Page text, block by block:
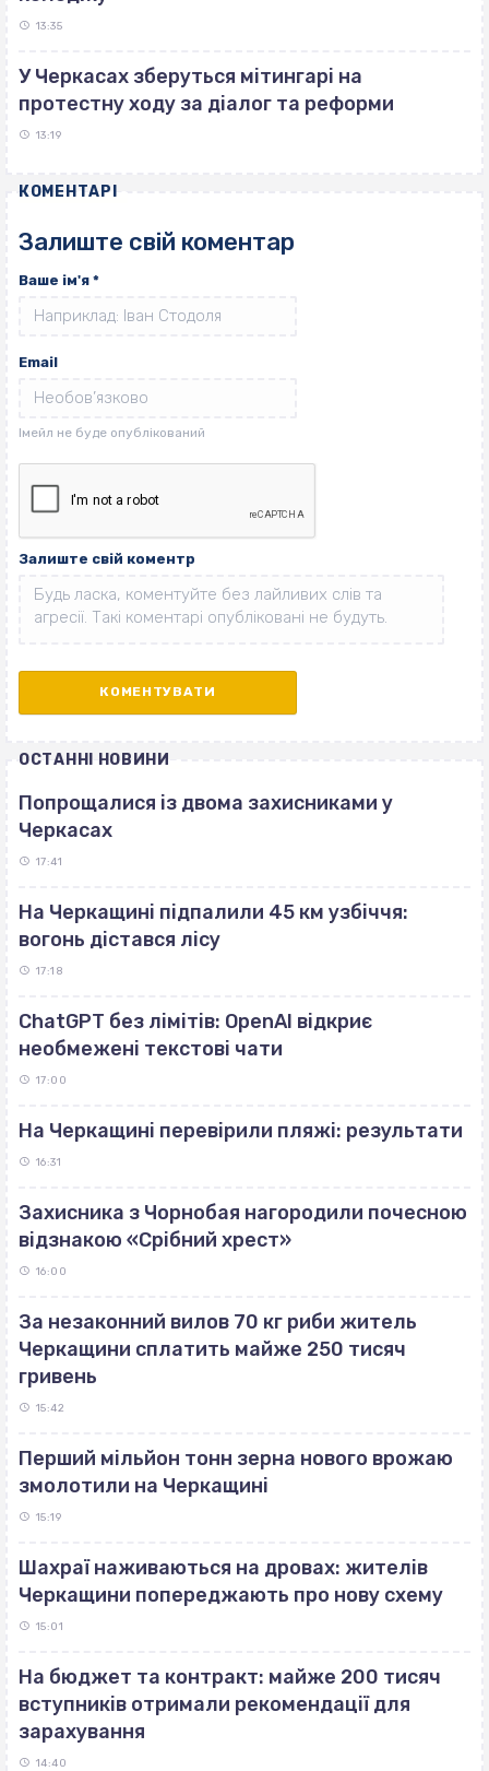
13:35
У Черкасах зберуться мітингарі на
протестну ходу за діалог та реформи
13:19
КОМЕНТАРІ
Залиште свій коментар
Ваше ім'я *
Email
Залиште свій коментр
ОСТАННІ НОВИНИ
Попрощалися із двома захисниками у
Черкасах
17:41
На Черкащині підпалили 45 км узбіччя:
вогонь дістався лісу
17:18
ChatGPT без лімітів: OpenAI відкриє
необмежені текстові чати
17:00
На Черкащині перевірили пляжі: результати
16:31
Захисника з Чорнобая нагородили почесною
відзнакою «Срібний хрест»
16:00
За незаконний вилов 70 кг риби житель
Черкащини сплатить майже 250 тисяч
гривень
15:42
Перший мільйон тонн зерна нового врожаю
змолотили на Черкащині
15:19
Шахраї наживаються на дровах: жителів
Черкащини попереджають про нову схему
15:01
На бюджет та контракт: майже 200 тисяч
вступників отримали рекомендації для
зарахування
14:40